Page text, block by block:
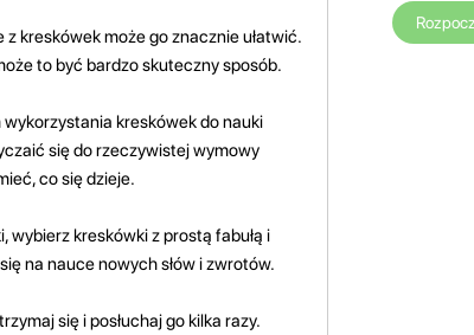
kreskówek może go znacznie ułatwić.
to być bardzo skuteczny sposób.
kreskówek do nauki
się do rzeczywistej wymowy
co się dzieje.
kreskówki z prostą fabułą i
na nauce nowych słów i zwrotów.
się i posłuchaj go kilka razy.